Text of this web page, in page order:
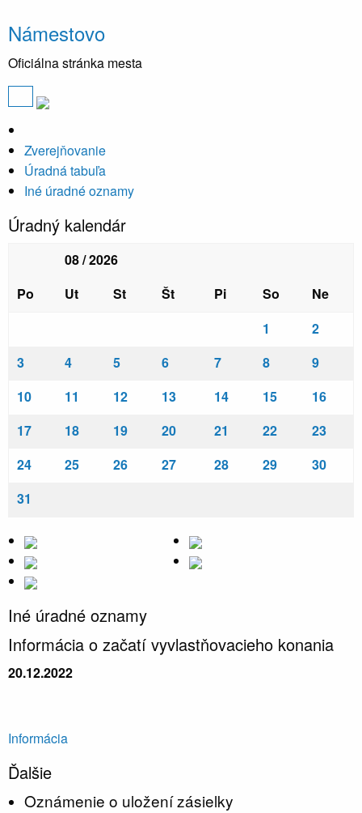
Námestovo
Oficiálna stránka mesta
Zverejňovanie
Úradná tabuľa
Iné úradné oznamy
Úradný kalendár
08 / 2026
Po
Ut St Št Pi So
Ne
1
2
3
4 5 6 7 8
9
10
11 12 13 14 15
16
17
18 19 20 21 22
23
24
25 26 27 28 29
30
31
Iné úradné oznamy
Informácia o začatí vyvlastňovacieho konania
20.12.2022
Informácia
Ďalšie
Oznámenie o uložení zásielky